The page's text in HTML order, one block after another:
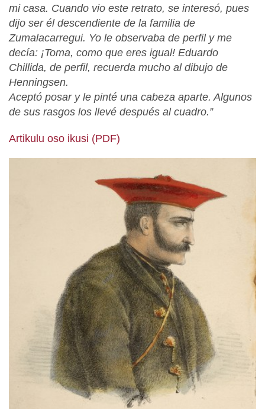
mi casa. Cuando vio este retrato, se interesó, pues
dijo ser él descendiente de la familia de
Zumalacarregui. Yo le observaba de perfil y me
decía: ¡Toma, como que eres igual! Eduardo
Chillida, de perfil, recuerda mucho al dibujo de
Henningsen.
Aceptó posar y le pinté una cabeza aparte. Algunos
de sus rasgos los llevé después al cuadro.”
Artikulu oso ikusi (PDF)